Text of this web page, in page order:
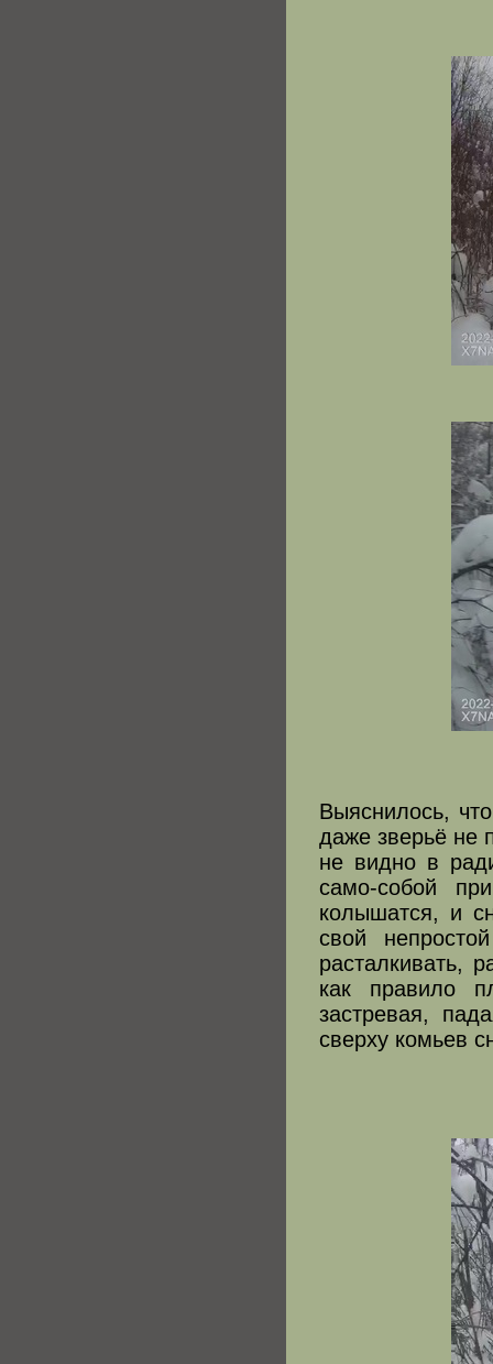
Выяснилось,
даже зверьё не
не видно в
само-собой
колышатся, и
свой
расталкивать,
как правило
застревая,
сверху комьев